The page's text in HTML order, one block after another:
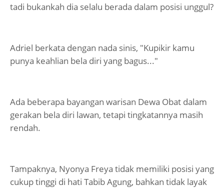
tadi bukankah dia selalu berada dalam posisi unggul?
Adriel berkata dengan nada sinis, "Kupikir kamu
punya keahlian bela diri yang bagus..."
Ada beberapa bayangan warisan Dewa Obat dalam
gerakan bela diri lawan, tetapi tingkatannya masih
rendah.
Tampaknya, Nyonya Freya tidak memiliki posisi yang
cukup tinggi di hati Tabib Agung, bahkan tidak layak